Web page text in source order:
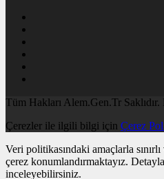
Tüm Hakları Alem.Gen.Tr
Çerezler ile ilgili bilgi için Çerez
Veri politikasındaki amaçlarla
çerez konumlandırmaktayız.
inceleyebilirsiniz.